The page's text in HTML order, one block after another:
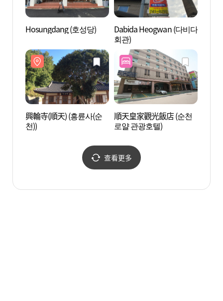
Hosungdang (호성당)
Dabida Heogwan (다비다
회관)
興輪寺(順天) (흥륜사(순
천))
順天皇家觀光飯店 (순천
로얄 관광호텔)
查看更多